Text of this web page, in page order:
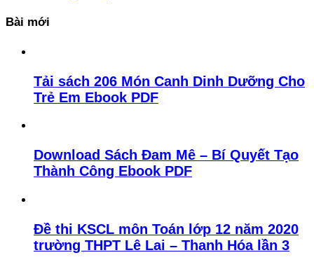
Bài mới
Tải sách 206 Món Canh Dinh Dưỡng Cho
Trẻ Em Ebook PDF
Download Sách Đam Mê – Bí Quyết Tạo
Thành Công Ebook PDF
Đề thi KSCL môn Toán lớp 12 năm 2020
trường THPT Lê Lai – Thanh Hóa lần 3